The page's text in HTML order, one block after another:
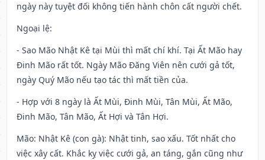
ngày này tuyệt đối không tiến hành chôn cất người chết.
Ngoại lệ:
- Sao Mão Nhật Kê tại Mùi thì mất chí khí. Tại Ất Mão hay
Đinh Mão rất tốt. Ngày Mão Đăng Viên nên cưới gả tốt,
ngày Quý Mão nếu tạo tác thì mất tiền của.
- Hợp với 8 ngày là Ất Mùi, Đinh Mùi, Tân Mùi, Ất Mão,
Đinh Mão, Tân Mão, Ất Hợi và Tân Hợi.
Mão: Nhật Kê (con gà): Nhật tinh, sao xấu. Tốt nhất cho
việc xây cất. Khắc kỵ việc cưới gả, an táng, gắn cũng như